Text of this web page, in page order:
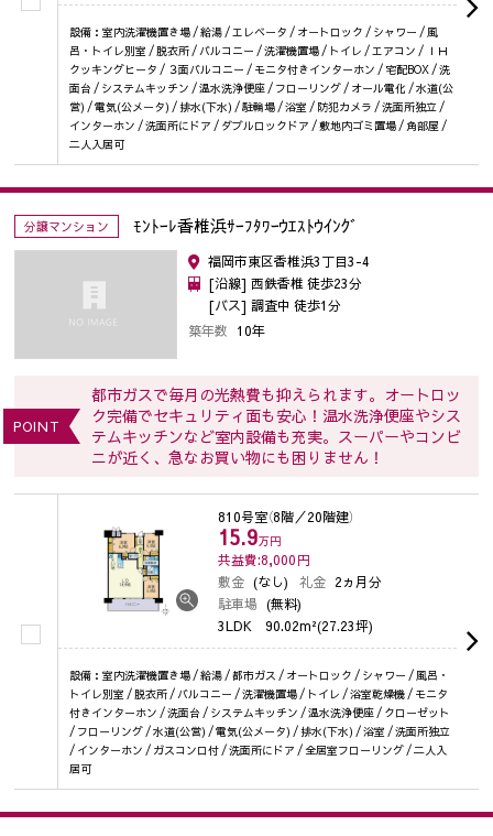
設備：室内洗濯機置き場 / 給湯 / エレベータ / オートロック / シャワー / 風
呂・トイレ別室 / 脱衣所 / バルコニー / 洗濯機置場 / トイレ / エアコン / ＩＨ
クッキングヒータ / ３面バルコニー / モニタ付きインターホン / 宅配BOX / 洗
面台 / システムキッチン / 温水洗浄便座 / フローリング / オール電化 / 水道(公
営) / 電気(公メータ) / 排水(下水) / 駐輪場 / 浴室 / 防犯カメラ / 洗面所独立 /
インターホン / 洗面所にドア / ダブルロックドア / 敷地内ゴミ置場 / 角部屋 /
二人入居可
分譲マンション ﾓﾝﾄｰﾚ香椎浜ｻｰﾌﾀﾜｰｳｴｽﾄｳｲﾝｸﾞ
福岡市東区香椎浜3丁目3-4
[沿線] 西鉄香椎 徒歩23分
[バス] 調査中 徒歩1分
築年数 10年
POINT
都市ガスで毎月の光熱費も抑えられます。オートロッ
ク完備でセキュリティ面も安心！温水洗浄便座やシス
テムキッチンなど室内設備も充実。スーパーやコンビ
ニが近く、急なお買い物にも困りません！
810号室（8階／20階建）
15.9万円
共益費:8,000円
敷金 (なし) 礼金 2ヵ月分
駐車場 (無料)
3LDK 90.02m²(27.23坪)
設備：室内洗濯機置き場 / 給湯 / 都市ガス / オートロック / シャワー / 風呂・
トイレ別室 / 脱衣所 / バルコニー / 洗濯機置場 / トイレ / 浴室乾燥機 / モニタ
付きインターホン / 洗面台 / システムキッチン / 温水洗浄便座 / クローゼット
/ フローリング / 水道(公営) / 電気(公メータ) / 排水(下水) / 浴室 / 洗面所独立
/ インターホン / ガスコンロ付 / 洗面所にドア / 全居室フローリング / 二人入
居可